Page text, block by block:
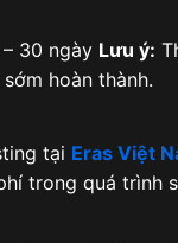
30 ngày Lưu ý:
hoàn thành.
tại Eras Việt
trong quá trình